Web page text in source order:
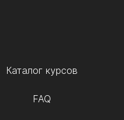
Каталог курсов
FAQ